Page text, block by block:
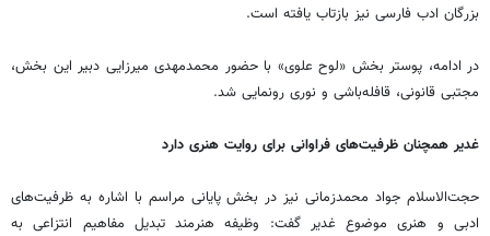
بزرگان ادب فارسی نیز بازتاب یافته است.
در ادامه، پوستر بخش «لوح علوی» با حضور محمدمهدی میرزایی دبیر این بخش،
مجتبی قانونی، قافله‌باشی و نوری رونمایی شد.
غدیر همچنان ظرفیت‌های فراوانی برای روایت هنری دارد
حجت‌الاسلام جواد محمدزمانی نیز در بخش پایانی مراسم با اشاره به ظرفیت‌های
ادبی و هنری موضوع غدیر گفت: وظیفه هنرمند تبدیل مفاهیم انتزاعی به